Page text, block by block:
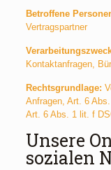
Betroffene
Vertragspartner
Kontaktanfragen,
Rechtsgrundlage:
Anfragen, Art. 6
Art. 6 Abs. 1 lit. f
Unsere
sozialen